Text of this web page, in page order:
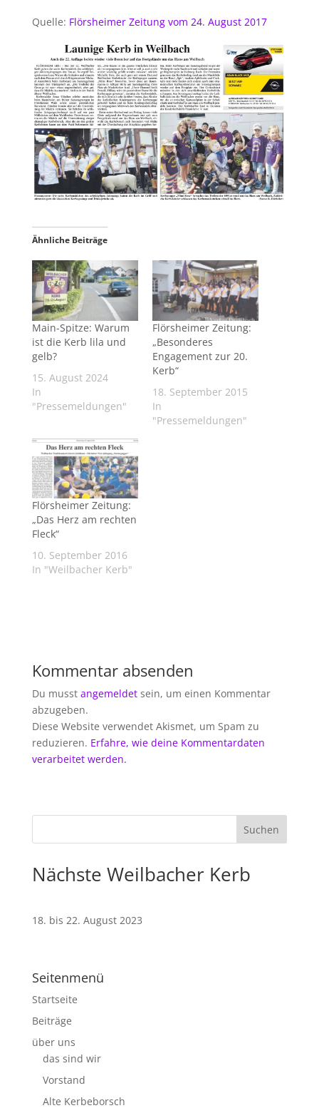
Quelle: Flörsheimer Zeitung vom 24. August 2017
Ähnliche Beiträge
Main-Spitze: Warum
ist die Kerb lila und
gelb?
15. August 2024
In
"Pressemeldungen"
Flörsheimer Zeitung:
„Besonderes
Engagement zur 20.
Kerb“
18. September 2015
In
"Pressemeldungen"
Flörsheimer Zeitung:
„Das Herz am rechten
Fleck“
10. September 2016
In "Weilbacher Kerb"
Kommentar absenden
Du musst angemeldetsein, um einen Kommentar
abzugeben.
Diese Website verwendet Akismet, um Spam zu
reduzieren. Erfahre, wie deine Kommentardaten
verarbeitet werden.
Nächste Weilbacher Kerb
18. bis 22. August 2023
Seitenmenü
Startseite
Beiträge
über uns
das sind wir
Vorstand
Alte Kerbeborsch